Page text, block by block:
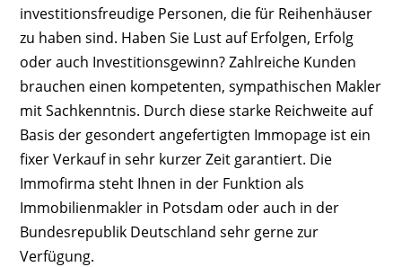
investitionsfreudige Personen, die für Reihenhäuser
zu haben sind. Haben Sie Lust auf Erfolgen, Erfolg
oder auch Investitionsgewinn? Zahlreiche Kunden
brauchen einen kompetenten, sympathischen Makler
mit Sachkenntnis. Durch diese starke Reichweite auf
Basis der gesondert angefertigten Immopage ist ein
fixer Verkauf in sehr kurzer Zeit garantiert. Die
Immofirma steht Ihnen in der Funktion als
Immobilienmakler in Potsdam oder auch in der
Bundesrepublik Deutschland sehr gerne zur
Verfügung.